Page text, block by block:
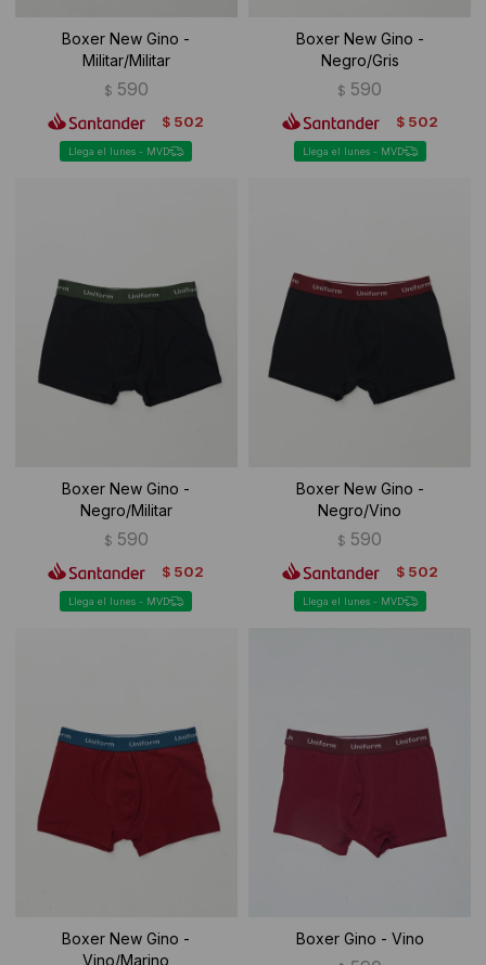
Boxer New Gino -
Militar/Militar
$ 590
$ 502
Llega el lunes - MVD
Boxer New Gino -
Negro/Gris
$ 590
$ 502
Llega el lunes - MVD
Boxer New Gino -
Negro/Militar
$ 590
$ 502
Llega el lunes - MVD
Boxer New Gino -
Negro/Vino
$ 590
$ 502
Llega el lunes - MVD
Boxer New Gino -
Vino/Marino
Boxer Gino - Vino